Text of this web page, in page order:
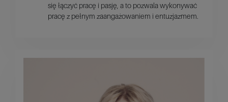
się łączyć pracę i pasję, a to pozwala wykonywać
pracę z pełnym zaangażowaniem i entuzjazmem.